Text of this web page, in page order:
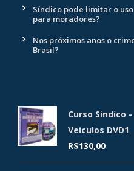
Síndico pode limitar o
para moradores?
Nos próximos anos o
Brasil?
Curso Sindico
Veiculos DVD1
R$130,00